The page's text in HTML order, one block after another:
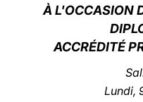
À L'OCCASION
ACCRÉDITÉ
Lundi,